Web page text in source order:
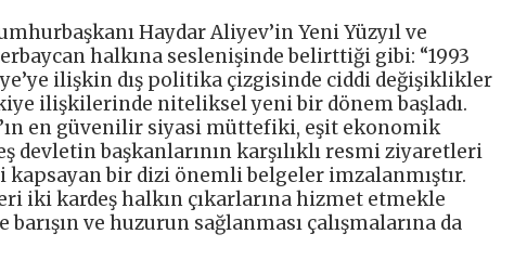
Haydar Aliyev’in Yeni Yüzyıl ve
halkına seslenişinde belirttiği gibi: “1993
ilişkin dış politika çizgisinde ciddi değişiklikler
ilişkilerinde niteliksel yeni bir dönem başladı.
en güvenilir siyasi müttefiki, eşit ekonomik
devletin başkanlarının karşılıklı resmi ziyaretleri
kapsayan bir dizi önemli belgeler imzalanmıştır.
iki kardeş halkın çıkarlarına hizmet etmekle
ve huzurun sağlanması çalışmalarına da